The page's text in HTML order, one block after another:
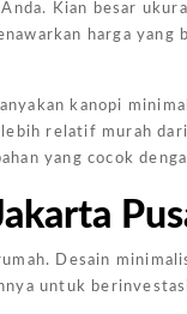
Kian besar
harga yang
kanopi
relatif murah
yang cocok
Desain
untuk